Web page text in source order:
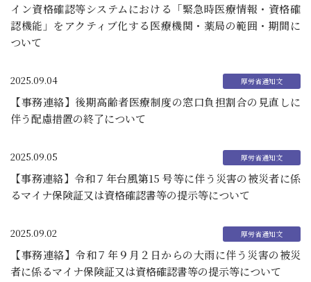
イン資格確認等システムにおける「緊急時医療情報・資格確
認機能」をアクティブ化する医療機関・薬局の範囲・期間に
ついて
2025.09.04
【事務連絡】後期高齢者医療制度の窓口負担割合の見直しに
伴う配慮措置の終了について
2025.09.05
【事務連絡】令和７年台風第15 号等に伴う災害の被災者に係
るマイナ保険証又は資格確認書等の提示等について
2025.09.02
【事務連絡】令和７年９月２日からの大雨に伴う災害の被災
者に係るマイナ保険証又は資格確認書等の提示等について